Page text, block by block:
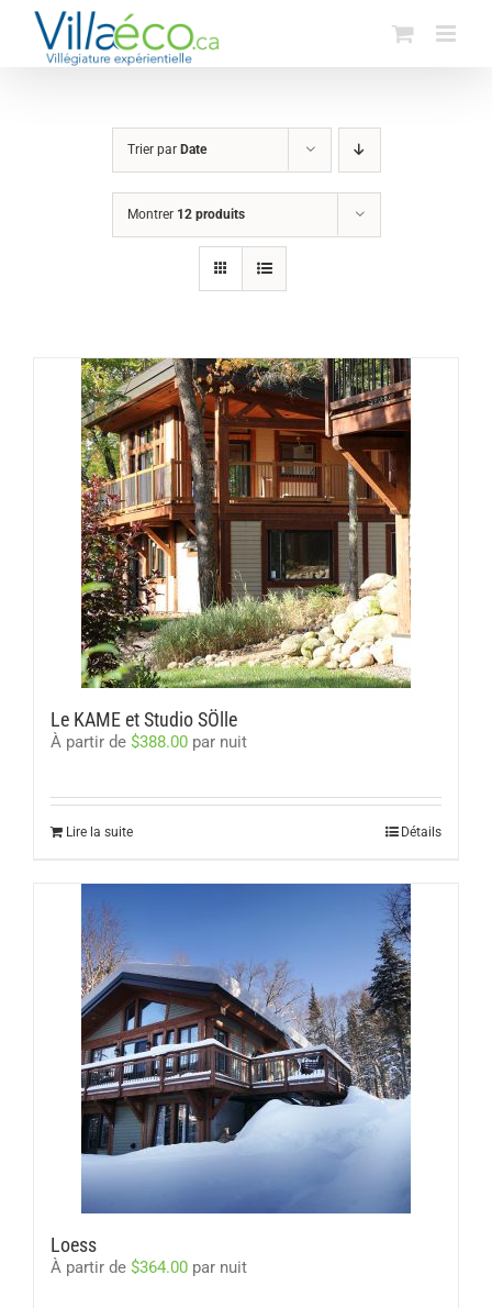
Passer
contenu
Trier par Date
Montrer 12 produits
Le KAME et Studio SÖlle
À partir de $388.00 par nuit
Lire la suite Détails
Loess
À partir de $364.00 par nuit